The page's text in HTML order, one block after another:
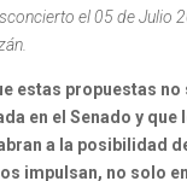
el 05 de Julio
estas propuestas no
en el Senado y que
a la posibilidad
impulsan, no solo